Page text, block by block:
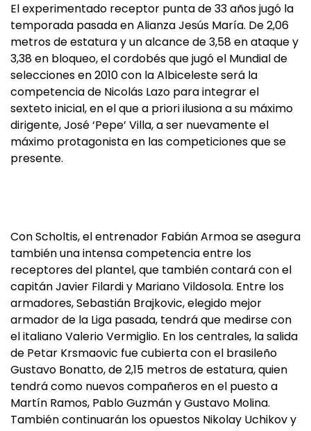
El experimentado receptor punta de 33 años jugó la
temporada pasada en Alianza Jesús María. De 2,06
metros de estatura y un alcance de 3,58 en ataque y
3,38 en bloqueo, el cordobés que jugó el Mundial de
selecciones en 2010 con la Albiceleste será la
competencia de Nicolás Lazo para integrar el
sexteto inicial, en el que a priori ilusiona a su máximo
dirigente, José ‘Pepe’ Villa, a ser nuevamente el
máximo protagonista en las competiciones que se
presente.
Con Scholtis, el entrenador Fabián Armoa se asegura
también una intensa competencia entre los
receptores del plantel, que también contará con el
capitán Javier Filardi y Mariano Vildosola. Entre los
armadores, Sebastián Brajkovic, elegido mejor
armador de la Liga pasada, tendrá que medirse con
el italiano Valerio Vermiglio. En los centrales, la salida
de Petar Krsmaovic fue cubierta con el brasileño
Gustavo Bonatto, de 2,15 metros de estatura, quien
tendrá como nuevos compañeros en el puesto a
Martín Ramos, Pablo Guzmán y Gustavo Molina.
También continuarán los opuestos Nikolay Uchikov y